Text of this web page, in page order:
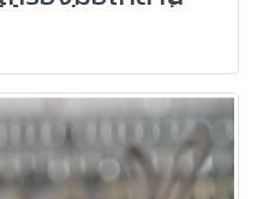
องมีการติดตั้ง
การดูแลระยะ
อง
ผู้เชี่ยวชาญ
ะระบบตรวจ
บายว่าทำไมการ
ำคัญ และส่งผล